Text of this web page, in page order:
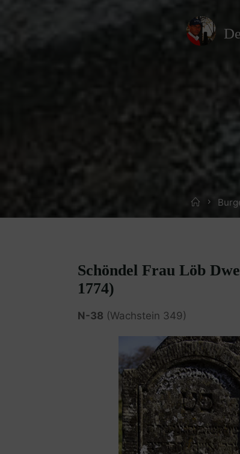
Home
Schöndel Frau Löb
1774)
N-38 (Wachstein 349)